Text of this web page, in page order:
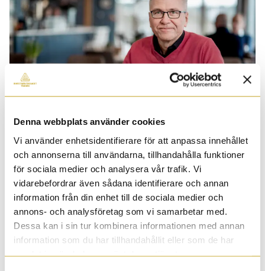
Denna webbplats använder cookies
Vi använder enhetsidentifierare för att anpassa innehållet
och annonserna till användarna, tillhandahålla funktioner
för sociala medier och analysera vår trafik. Vi
vidarebefordrar även sådana identifierare och annan
information från din enhet till de sociala medier och
annons- och analysföretag som vi samarbetar med.
Dessa kan i sin tur kombinera informationen med annan
information som du har tillhandahållit eller som de har
samlat in när du har använt deras tjänster.